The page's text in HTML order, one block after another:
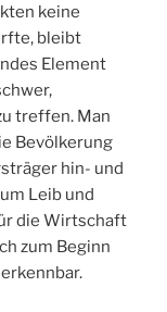
keine
bleibt
Element
treffen. Man
Bevölkerung
hin- und
Leib und
die Wirtschaft
zum Beginn